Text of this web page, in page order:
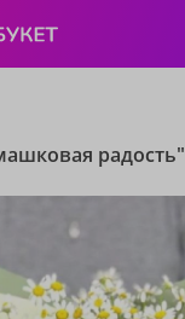
радость"